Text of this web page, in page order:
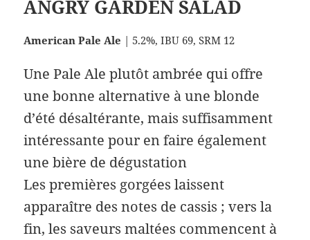
ANGRY GARDEN SALAD
American Pale Ale | 5.2%, IBU 69, SRM 12
Une Pale Ale plutôt ambrée qui offre
une bonne alternative à une blonde
d’été désaltérante, mais suffisamment
intéressante pour en faire également
une bière de dégustation
Les premières gorgées laissent
apparaître des notes de cassis ; vers la
fin, les saveurs maltées commencent à